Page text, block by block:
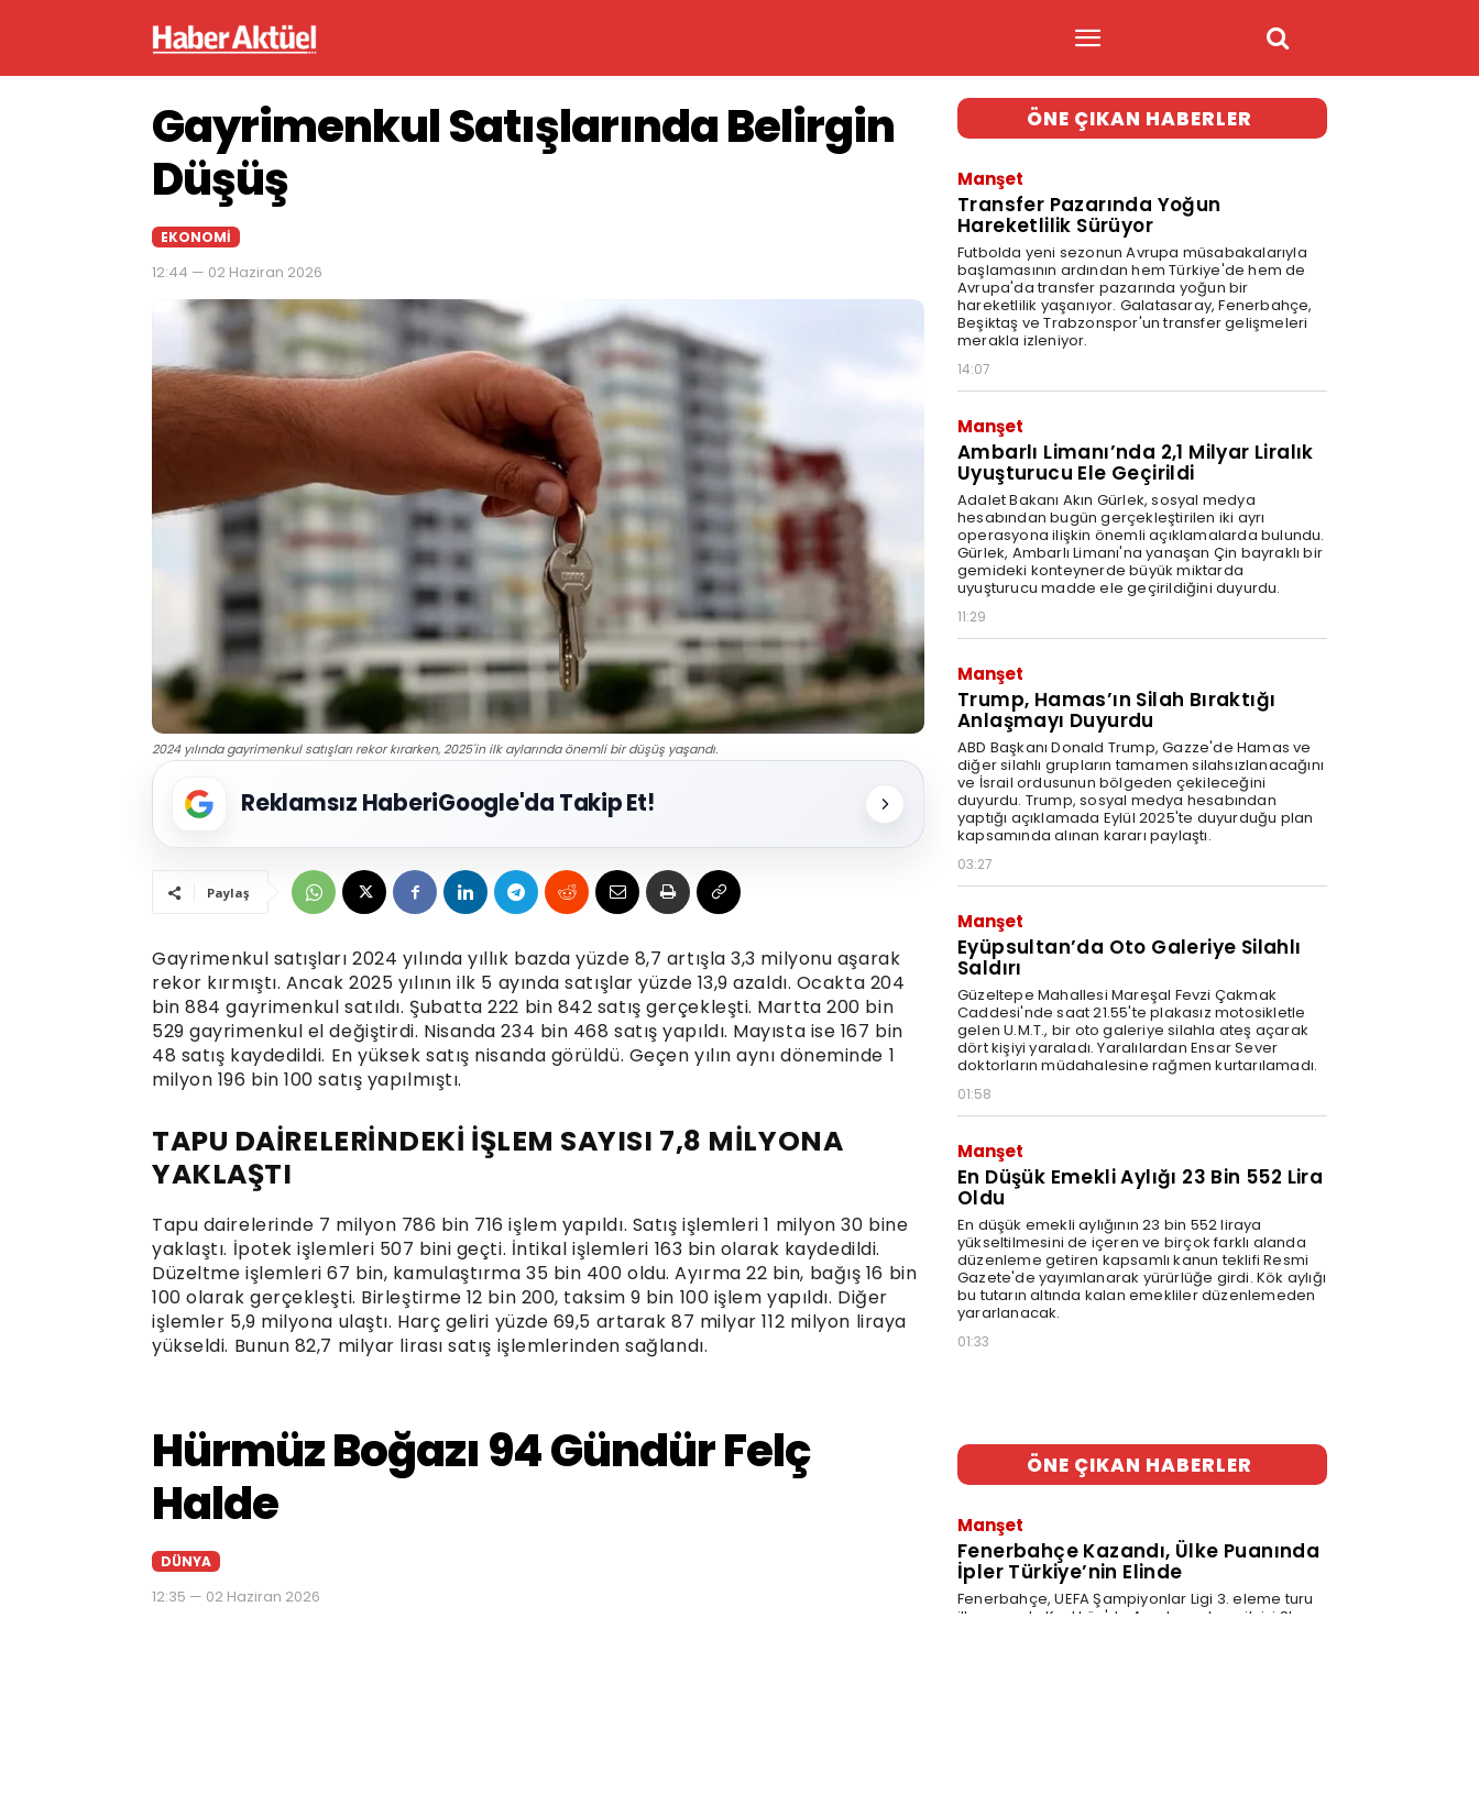
Gayrimenkul Satışlarında Belirgin
Düşüş
EKONOMI
12:44 — 02 Haziran 2026
2024 yılında gayrimenkul satışları rekor kırarken, 2025'in ilk aylarında önemli bir düşüş yaşandı.
Reklamsız HaberiGoogle'da Takip Et!
Paylaş
Gayrimenkul satışları 2024 yılında yıllık bazda yüzde 8,7 artışla 3,3 milyonu aşarak
rekor kırmıştı. Ancak 2025 yılının ilk 5 ayında satışlar yüzde 13,9 azaldı. Ocakta 204
bin 884 gayrimenkul satıldı. Şubatta 222 bin 842 satış gerçekleşti. Martta 200 bin
529 gayrimenkul el değiştirdi. Nisanda 234 bin 468 satış yapıldı. Mayısta ise 167 bin
48 satış kaydedildi. En yüksek satış nisanda görüldü. Geçen yılın aynı döneminde 1
milyon 196 bin 100 satış yapılmıştı.
TAPU DAİRELERİNDEKİ İŞLEM SAYISI 7,8 MİLYONA
YAKLAŞTI
Tapu dairelerinde 7 milyon 786 bin 716 işlem yapıldı. Satış işlemleri 1 milyon 30 bine
yaklaştı. İpotek işlemleri 507 bini geçti. İntikal işlemleri 163 bin olarak kaydedildi.
Düzeltme işlemleri 67 bin, kamulaştırma 35 bin 400 oldu. Ayırma 22 bin, bağış 16 bin
100 olarak gerçekleşti. Birleştirme 12 bin 200, taksim 9 bin 100 işlem yapıldı. Diğer
işlemler 5,9 milyona ulaştı. Harç geliri yüzde 69,5 artarak 87 milyar 112 milyon liraya
yükseldi. Bunun 82,7 milyar lirası satış işlemlerinden sağlandı.
ÖNE ÇIKAN HABERLER
Manşet
Transfer Pazarında Yoğun
Hareketlilik Sürüyor
Futbolda yeni sezonun Avrupa müsabakalarıyla
başlamasının ardından hem Türkiye'de hem de
Avrupa'da transfer pazarında yoğun bir
hareketlilik yaşanıyor. Galatasaray, Fenerbahçe,
Beşiktaş ve Trabzonspor'un transfer gelişmeleri
merakla izleniyor.
14:07
Manşet
Ambarlı Limanı’nda 2,1 Milyar Liralık
Uyuşturucu Ele Geçirildi
Adalet Bakanı Akın Gürlek, sosyal medya
hesabından bugün gerçekleştirilen iki ayrı
operasyona ilişkin önemli açıklamalarda bulundu.
Gürlek, Ambarlı Limanı'na yanaşan Çin bayraklı bir
gemideki konteynerde büyük miktarda
uyuşturucu madde ele geçirildiğini duyurdu.
11:29
Manşet
Trump, Hamas’ın Silah Bıraktığı
Anlaşmayı Duyurdu
ABD Başkanı Donald Trump, Gazze'de Hamas ve
diğer silahlı grupların tamamen silahsızlanacağını
ve İsrail ordusunun bölgeden çekileceğini
duyurdu. Trump, sosyal medya hesabından
yaptığı açıklamada Eylül 2025'te duyurduğu plan
kapsamında alınan kararı paylaştı.
03:27
Manşet
Eyüpsultan’da Oto Galeriye Silahlı
Saldırı
Güzeltepe Mahallesi Mareşal Fevzi Çakmak
Caddesi'nde saat 21.55'te plakasız motosikletle
gelen U.M.T., bir oto galeriye silahla ateş açarak
dört kişiyi yaraladı. Yaralılardan Ensar Sever
doktorların müdahalesine rağmen kurtarılamadı.
01:58
Manşet
En Düşük Emekli Aylığı 23 Bin 552 Lira
Oldu
En düşük emekli aylığının 23 bin 552 liraya
yükseltilmesini de içeren ve birçok farklı alanda
düzenleme getiren kapsamlı kanun teklifi Resmi
Gazete'de yayımlanarak yürürlüğe girdi. Kök aylığı
bu tutarın altında kalan emekliler düzenlemeden
yararlanacak.
01:33